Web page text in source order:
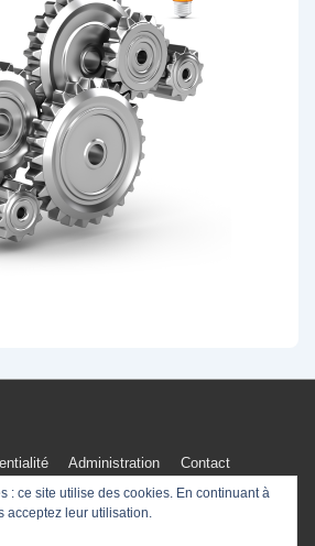
Administration Contact
: ce site utilise des cookies. En continuant à
acceptez leur utilisation.